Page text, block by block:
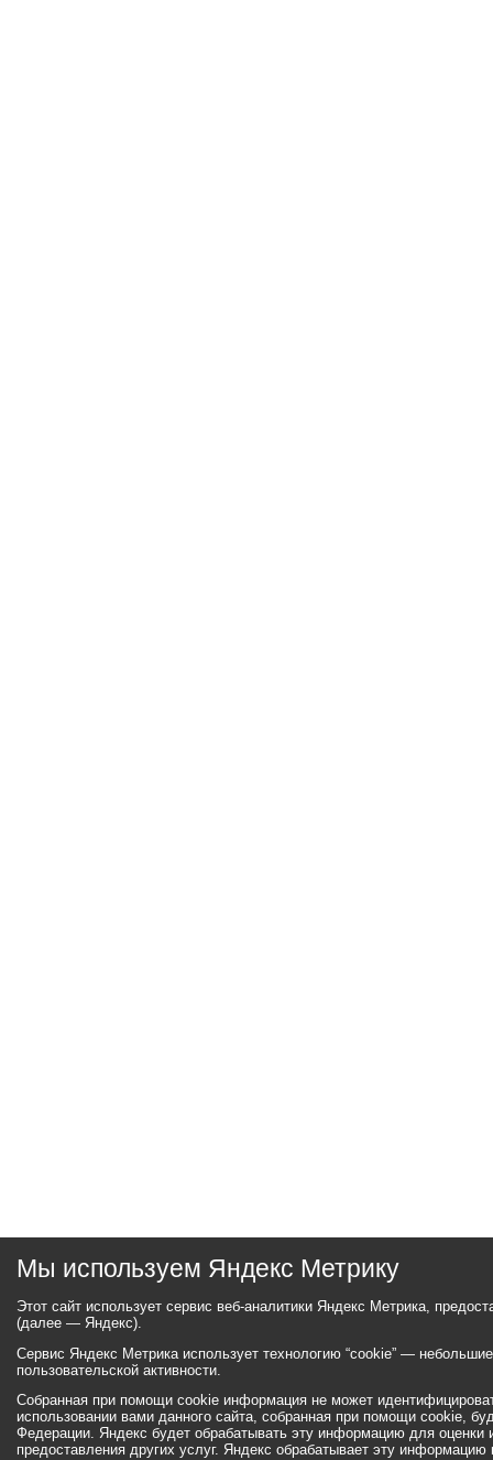
Мы используем Яндекс Метрику
Этот сайт использует сервис веб-аналитики Яндекс Метрика,
(далее — Яндекс).
Сервис Яндекс Метрика использует технологию “cookie” —
пользовательской активности.
Собранная при помощи cookie информация не может
использовании вами данного сайта, собранная при помощи cookie,
Федерации. Яндекс будет обрабатывать эту информацию для оценки
предоставления других услуг. Яндекс обрабатывает эту